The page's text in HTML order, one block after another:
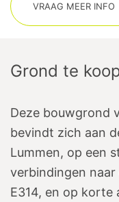
VRAAG MEER INFO
Grond te
Deze bouwgrond
bevindt zich aan
Lummen, op een
verbindingen naar
E314, en op